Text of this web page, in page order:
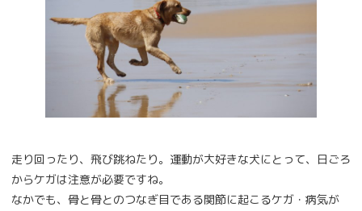
走り回ったり、飛び跳ねたり。運動が大好きな犬にとって、日ごろ
からケガは注意が必要ですね。
なかでも、骨と骨とのつなぎ目である関節に起こるケガ・病気が